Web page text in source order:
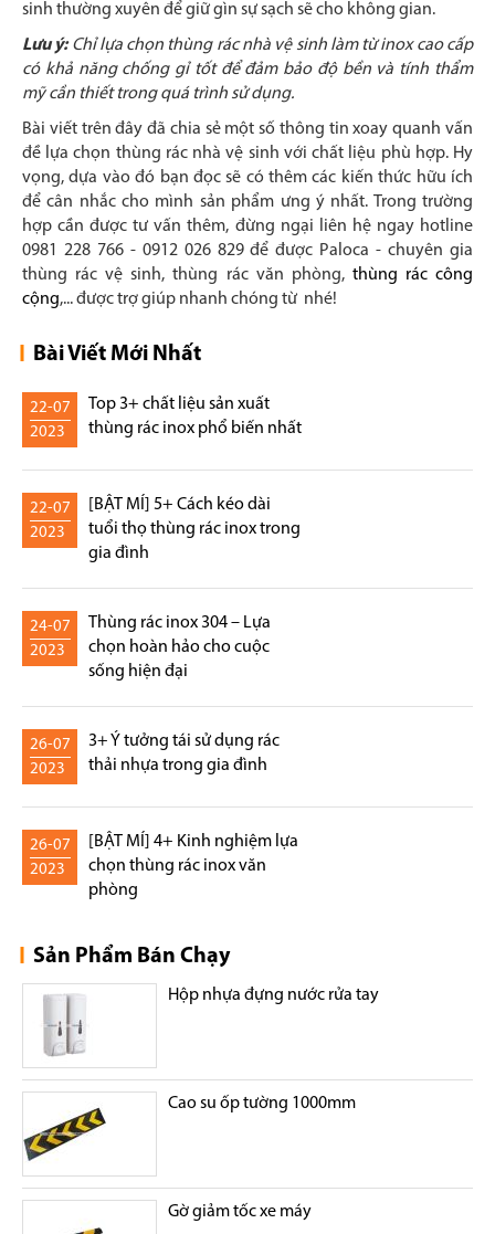
sinh thường xuyên để giữ gìn sự sạch sẽ cho không gian.
Lưu ý: Chỉ lựa chọn thùng rác nhà vệ sinh làm từ inox cao cấp
có khả năng chống gỉ tốt để đảm bảo độ bền và tính thẩm
mỹ cần thiết trong quá trình sử dụng.
Bài viết trên đây đã chia sẻ một số thông tin xoay quanh vấn
đề lựa chọn thùng rác nhà vệ sinh với chất liệu phù hợp. Hy
vọng, dựa vào đó bạn đọc sẽ có thêm các kiến thức hữu ích
để cân nhắc cho mình sản phẩm ưng ý nhất. Trong trường
hợp cần được tư vấn thêm, đừng ngại liên hệ ngay hotline
0981 228 766 - 0912 026 829 để được Paloca - chuyên gia
thùng rác vệ sinh, thùng rác văn phòng, thùng rác công
cộng,... được trợ giúp nhanh chóng từ nhé!
Bài Viết Mới Nhất
22-07
2023
Top 3+ chất liệu sản xuất
thùng rác inox phổ biến nhất
22-07
2023
[BẬT MÍ] 5+ Cách kéo dài
tuổi thọ thùng rác inox trong
gia đình
24-07
2023
Thùng rác inox 304 – Lựa
chọn hoàn hảo cho cuộc
sống hiện đại
26-07
2023
3+ Ý tưởng tái sử dụng rác
thải nhựa trong gia đình
26-07
2023
[BẬT MÍ] 4+ Kinh nghiệm lựa
chọn thùng rác inox văn
phòng
Sản Phẩm Bán Chạy
Hộp nhựa đựng nước rửa tay
Cao su ốp tường 1000mm
Gờ giảm tốc xe máy